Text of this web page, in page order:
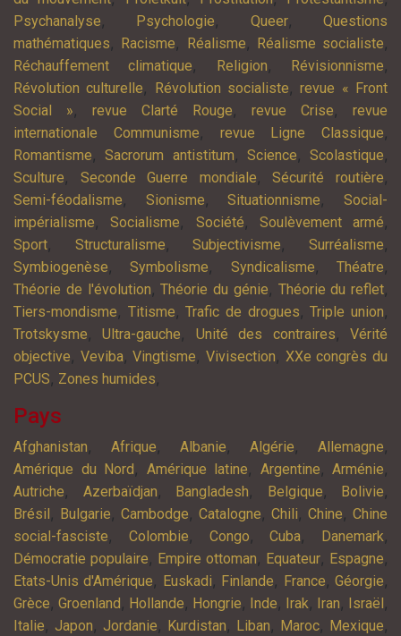
Psychanalyse, Psychologie, Queer,Questions
mathématiques, Racisme, Réalisme, Réalisme socialiste,
Réchauffement climatique, Religion, Révisionnisme,
Révolution culturelle, Révolution socialiste,revue « Front
Social », revue Clarté Rouge, revue Crise, revue
internationale Communisme, revue Ligne Classique,
Romantisme,Sacrorum antistitum, Science, Scolastique,
Sculture, Seconde Guerre mondiale,Sécurité routière,
Semi-féodalisme, Sionisme,Situationnisme,Social-
impérialisme,Socialisme, Société, Soulèvement armé,
Sport, Structuralisme,Subjectivisme,Surréalisme,
Symbiogenèse,Symbolisme, Syndicalisme,Théatre,
Théorie de l'évolution,Théorie du génie, Théorie du reflet,
Tiers-mondisme, Titisme,Trafic de drogues,Triple union,
Trotskysme,Ultra-gauche, Unité des contraires,Vérité
objective, Veviba,Vingtisme,Vivisection, XXe congrès du
PCUS, Zones humides,
Pays
Afghanistan, Afrique, Albanie, Algérie, Allemagne,
Amérique du Nord , Amérique latine, Argentine, Arménie,
Autriche, Azerbaïdjan, Bangladesh, Belgique, Bolivie,
Brésil , Bulgarie, Cambodge, Catalogne, Chili, Chine, Chine
social-fasciste, Colombie, Congo,Cuba, Danemark,
Démocratie populaire, Empire ottoman, Equateur, Espagne,
Etats-Unis d'Amérique, Euskadi, Finlande, France,Géorgie,
Grèce, Groenland , Hollande, Hongrie, Inde, Irak, Iran, Israël ,
Italie, Japon, Jordanie, Kurdistan, Liban, Maroc, Mexique,